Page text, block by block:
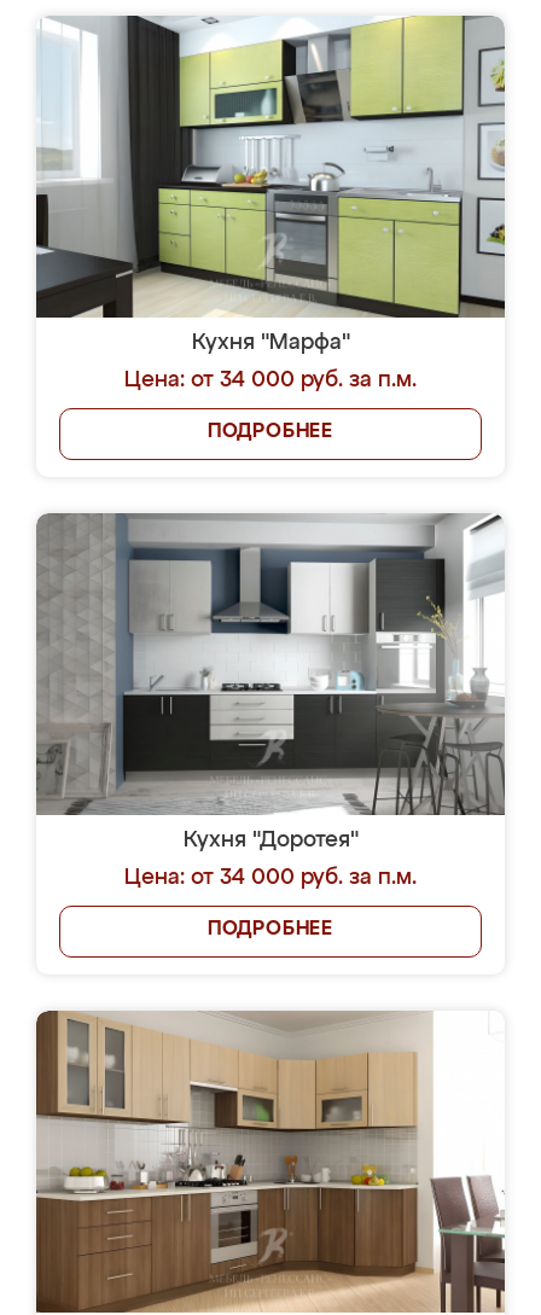
Кухня "Марфа"
Цена: от 34 000 руб. за п.м.
ПОДРОБНЕЕ
Кухня "Доротея"
Цена: от 34 000 руб. за п.м.
ПОДРОБНЕЕ